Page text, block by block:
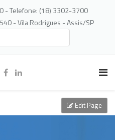
- Telefone: (18) 3302-3700
- Vila Rodrigues - Assis/SP
Edit Page